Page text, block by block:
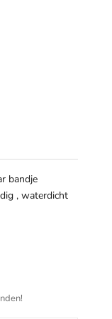
bandje
, waterdicht